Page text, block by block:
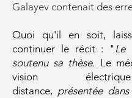
Galayev contenait des
Quoi qu'il en soit,
continuer le récit : "Le
soutenu sa thèse. Le
vision
distance, présentée